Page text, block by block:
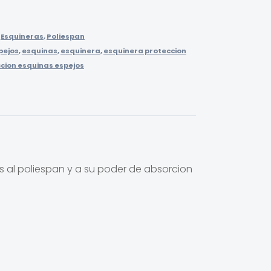
Esquineras,Poliespan
,esquinas,esquinera,esquinera proteccion
esquinas espejos
al poliespan y a su poder de absorcion